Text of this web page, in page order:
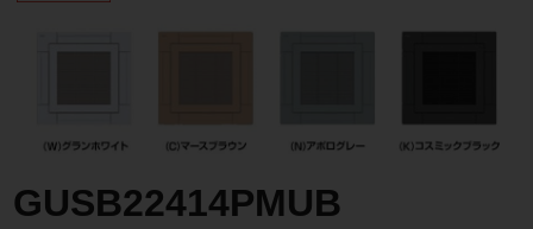
GUSB22414PMUB